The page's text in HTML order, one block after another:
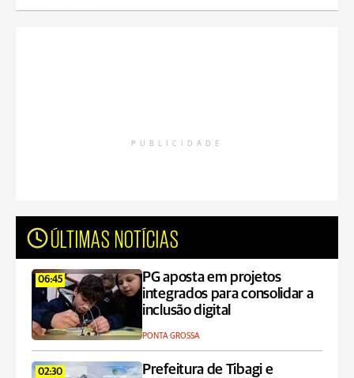
PUBLICIDADE
ÚLTIMAS NOTÍCIAS
06:45
PG aposta em projetos
integrados para consolidar a
inclusão digital
PONTA GROSSA
02:30
Prefeitura de Tibagi e